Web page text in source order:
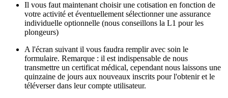
Il vous faut maintenant choisir une cotisation en fonction de
votre activité et éventuellement sélectionner une assurance
individuelle optionnelle (nous conseillons la L1 pour les
plongeurs)
A l'écran suivant il vous faudra remplir avec soin le
formulaire. Remarque : il est indispensable de nous
transmettre un certificat médical, cependant nous laissons une
quinzaine de jours aux nouveaux inscrits pour l'obtenir et le
téléverser dans leur compte utilisateur.